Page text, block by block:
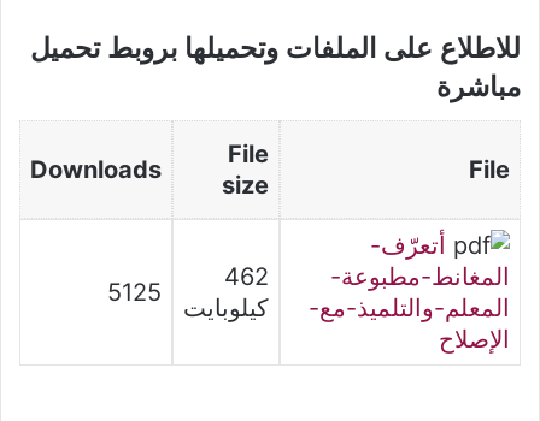
للاطلاع على الملفات وتحميلها بروبط تحميل
مباشرة
File
File
size
Downloads
أتعرّف-
المغانط-مطبوعة-
المعلم-والتلميذ-مع-
الإصلاح
462
كيلوبايت
5125